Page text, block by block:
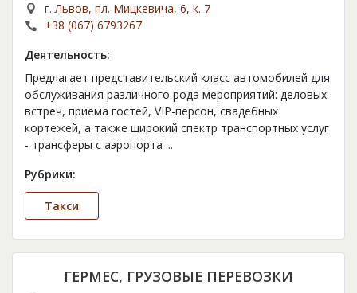
г. Львов, пл. Мицкевича, 6, к. 7
+38 (067) 6793267
Деятельность:
Предлагает представительский класс автомобилей для
обслуживания различного рода мероприятий: деловых
встреч, приема гостей, VIP-персон, свадебных
кортежей, а также широкий спектр транспортных услуг
- трансферы с аэропорта ...
Рубрики:
Такси
ГЕРМЕС, ГРУЗОВЫЕ ПЕРЕВОЗКИ